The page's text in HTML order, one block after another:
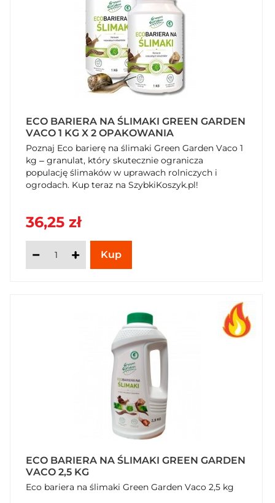
ECO BARIERA NA ŚLIMAKI GREEN GARDEN
VACO 1 KG X 2 OPAKOWANIA
Poznaj Eco barierę na ślimaki Green Garden Vaco 1
kg – granulat, który skutecznie ogranicza
populację ślimaków w uprawach rolniczych i
ogrodach. Kup teraz na SzybkiKoszyk.pl!
36,25 zł
ECO BARIERA NA ŚLIMAKI GREEN GARDEN
VACO 2,5 KG
Eco bariera na ślimaki Green Garden Vaco 2,5 kg